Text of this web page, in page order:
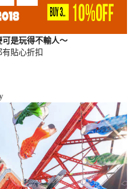
是玩得不輸人～
貼心折扣